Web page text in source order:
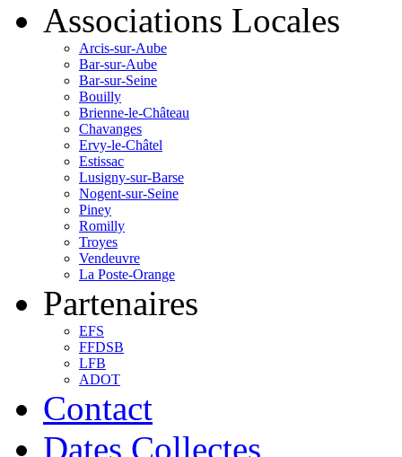
Associations Locales
Arcis-sur-Aube
Bar-sur-Aube
Bar-sur-Seine
Bouilly
Brienne-le-Château
Chavanges
Ervy-le-Châtel
Estissac
Lusigny-sur-Barse
Nogent-sur-Seine
Piney
Romilly
Troyes
Vendeuvre
La Poste-Orange
Partenaires
EFS
FFDSB
LFB
ADOT
Contact
Dates Collectes